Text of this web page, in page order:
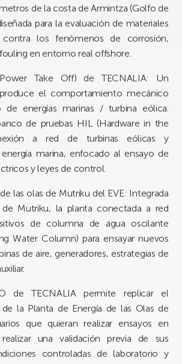
de la costa de Armintza (Golfo de
para la evaluación de materiales
los fenómenos de corrosión,
en entorno real offshore.
Take Off) de TECNALIA: Un
el comportamiento mecánico
de energías marinas / turbina eólica.
de pruebas HIL (Hardware in the
a red de turbinas eólicas y
marina, enfocado al ensayo de
y leyes de control.
las olas de Mutriku del EVE: Integrada
Mutriku, la planta conectada a red
de columna de agua oscilante
Water Column) para ensayar nuevos
de aire, generadores, estrategias de
de TECNALIA permite replicar el
la Planta de Energía de las Olas de
que quieran realizar ensayos en
una validación previa de sus
controladas de laboratorio y